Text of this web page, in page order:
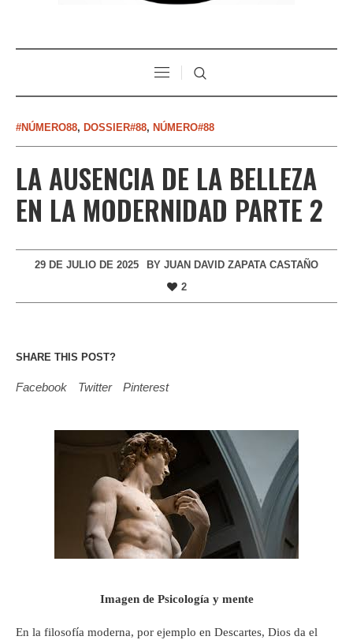
#NÚMERO88, DOSSIER#88, NÚMERO#88
LA AUSENCIA DE LA BELLEZA
EN LA MODERNIDAD PARTE 2
29 DE JULIO DE 2025 BY JUAN DAVID ZAPATA CASTAÑO
2
SHARE THIS POST?
Facebook Twitter Pinterest
Imagen de Psicología y mente
En la filosofía moderna, por ejemplo en Descartes, Dios da el